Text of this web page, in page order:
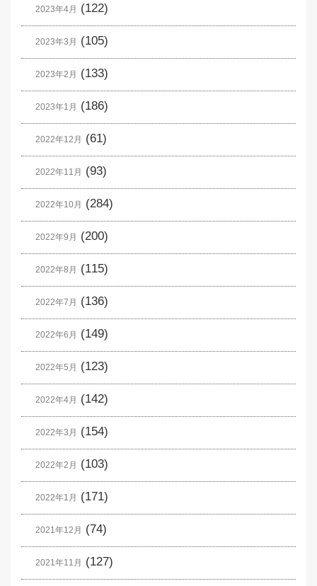
2023年4月 (122)
2023年3月 (105)
2023年2月 (133)
2023年1月 (186)
2022年12月 (61)
2022年11月 (93)
2022年10月 (284)
2022年9月 (200)
2022年8月 (115)
2022年7月 (136)
2022年6月 (149)
2022年5月 (123)
2022年4月 (142)
2022年3月 (154)
2022年2月 (103)
2022年1月 (171)
2021年12月 (74)
2021年11月 (127)